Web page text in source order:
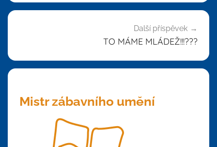
Další příspěvek
TO MÁME MLÁDEŽ!!!???
Mistr zábavního umění